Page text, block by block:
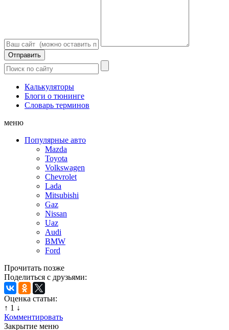
Калькуляторы
Блоги о тюнинге
Словарь терминов
меню
Популярные авто
Mazda
Toyota
Volkswagen
Chevrolet
Lada
Mitsubishi
Gaz
Nissan
Uaz
Audi
BMW
Ford
Прочитать позже
Поделиться с друзьями:
Оценка статьи:
↑ 1 ↓
Комментировать
Закрытие меню